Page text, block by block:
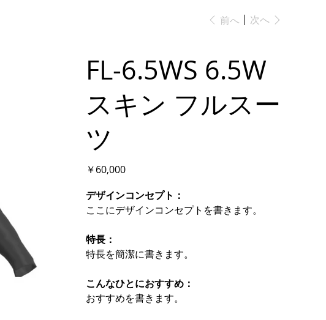
前へ 次へ
FL-6.5WS 6.5W
スキン フルスー
ツ
価
格
￥60,000
デザインコンセプト：
ここにデザインコンセプトを書きます。
特長：
特長を簡潔に書きます。
こんなひとにおすすめ：
おすすめを書きます。